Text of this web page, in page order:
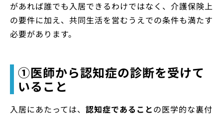
があれば誰でも入居できるわけではなく、介護保険上
の要件に加え、共同生活を営むうえでの条件も満たす
必要があります。
①医師から認知症の診断を受けて
いること
入居にあたっては、 認知症であることの医学的な裏付